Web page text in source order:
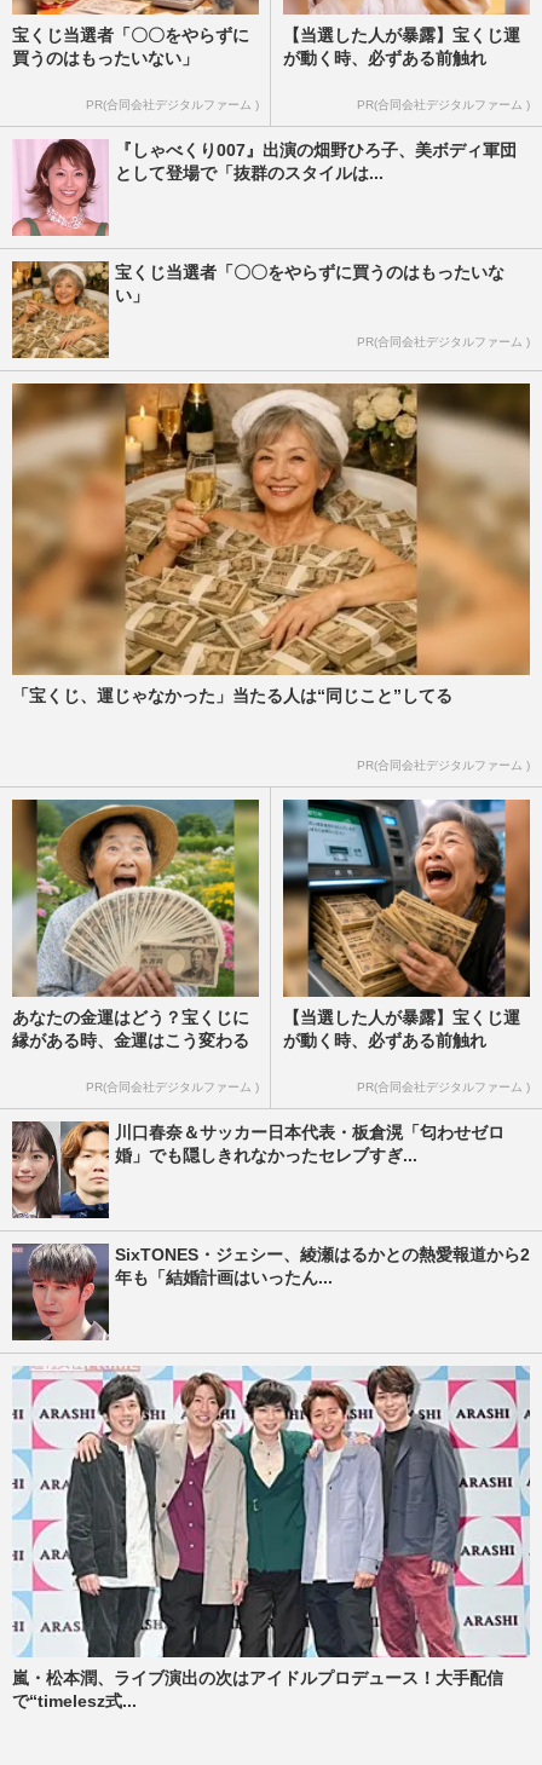
宝くじ当選者「〇〇をやらずに
買うのはもったいない」
PR(合同会社デジタルファーム )
【当選した人が暴露】宝くじ運
が動く時、必ずある前触れ
PR(合同会社デジタルファーム )
『しゃべくり007』出演の畑野ひろ子、美ボディ軍団
として登場で「抜群のスタイルは...
宝くじ当選者「〇〇をやらずに買うのはもったいな
い」
PR(合同会社デジタルファーム )
「宝くじ、運じゃなかった」当たる人は“同じこと”してる
PR(合同会社デジタルファーム )
あなたの金運はどう？宝くじに
縁がある時、金運はこう変わる
PR(合同会社デジタルファーム )
【当選した人が暴露】宝くじ運
が動く時、必ずある前触れ
PR(合同会社デジタルファーム )
川口春奈＆サッカー日本代表・板倉滉「匂わせゼロ
婚」でも隠しきれなかったセレブすぎ...
SixTONES・ジェシー、綾瀬はるかとの熱愛報道から2
年も「結婚計画はいったん...
嵐・松本潤、ライブ演出の次はアイドルプロデュース！大手配信
で“timelesz式...